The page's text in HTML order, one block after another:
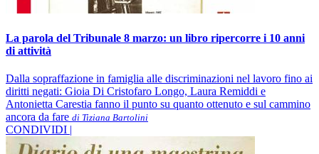
La parola del Tribunale 8 marzo: un libro ripercorre i 10 anni
di attività
Dalla sopraffazione in famiglia alle discriminazioni nel lavoro fino ai
diritti negati: Gioia Di Cristofaro Longo, Laura Remiddi e
Antonietta Carestia fanno il punto su quanto ottenuto e sul cammino
ancora da fare di Tiziana Bartolini
CONDIVIDI |